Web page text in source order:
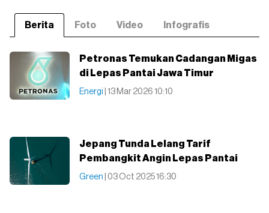
Berita Foto Video Infografis
Petronas Temukan Cadangan Migas
di Lepas Pantai Jawa Timur
Energi | 13 Mar 2026 10:10
Jepang Tunda Lelang Tarif
Pembangkit Angin Lepas Pantai
Green | 03 Oct 2025 16:30